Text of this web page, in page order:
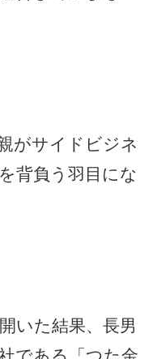
がサイドビジネ
背負う羽目にな
いた結果、長男
である「つた金